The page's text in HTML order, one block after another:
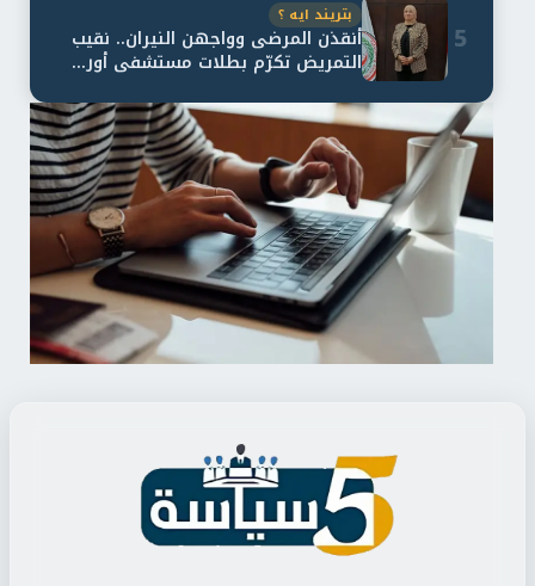
5
بتريند ايه ؟
أنقذن المرضى وواجهن النيران.. نقيب
التمريض تكرّم بطلات مستشفى أور...